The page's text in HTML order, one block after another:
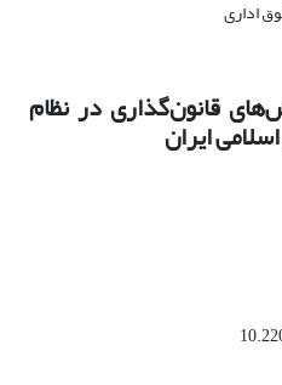
قانون‌گذاری در نظام
ایران